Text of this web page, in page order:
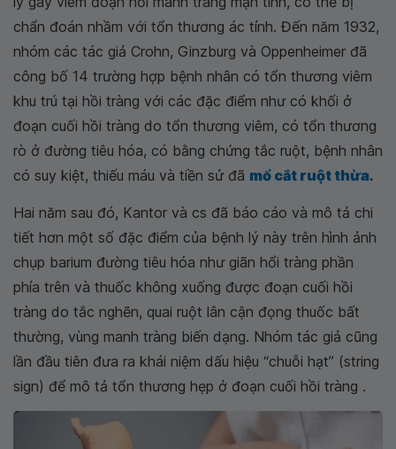
chẩn đoán nhầm với tổn thương ác tính. Đến năm 1932,
nhóm các tác giả Crohn, Ginzburg và Oppenheimer đã
công bố 14 trường hợp bệnh nhân có tổn thương viêm
khu trú tại hồi tràng với các đặc điểm như có khối ở
đoạn cuối hồi tràng do tổn thương viêm, có tổn thương
rò ở đường tiêu hóa, có bằng chứng tắc ruột, bệnh nhân
có suy kiệt, thiếu máu và tiền sử đã mổ cắt ruột thừa.
Hai năm sau đó, Kantor và cs đã báo cáo và mô tả chi
tiết hơn một số đặc điểm của bệnh lý này trên hình ảnh
chụp barium đường tiêu hóa như giãn hổi tràng phần
phía trên và thuốc không xuống được đoạn cuối hồi
tràng do tắc nghẽn, quai ruột lân cận đọng thuốc bất
thường, vùng manh tràng biến dạng. Nhóm tác giả cũng
lần đầu tiên đưa ra khái niệm dấu hiệu “chuỗi hạt” (string
sign) để mô tả tổn thương hẹp ở đoạn cuối hồi tràng .